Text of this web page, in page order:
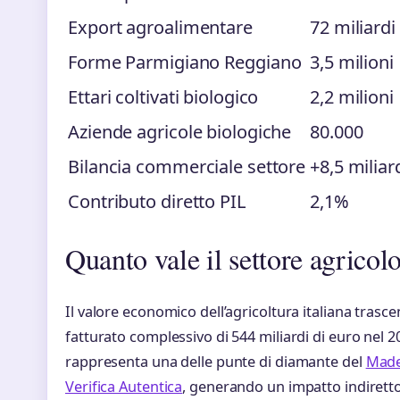
Export agroalimentare
72 miliardi
Forme Parmigiano Reggiano 3,5 milioni
Ettari coltivati biologico
2,2 milioni
Aziende agricole biologiche
80.000
Bilancia commerciale settore +8,5
Contributo diretto PIL
2,1%
Quanto vale il settore
Il valore economico dell’agricoltura italiana
fatturato complessivo di 544 miliardi di euro nel
rappresenta una delle punte di diamante del
Verifica Autentica, generando un impatto